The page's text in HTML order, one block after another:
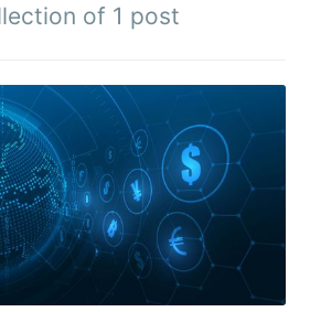
of 1 post